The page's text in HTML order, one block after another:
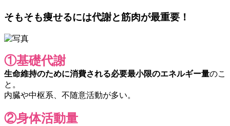
そもそも痩せるには代謝と筋肉が最重要！
①基礎代謝
生命維持のために消費される必要最小限のエネルギー量のこ
と。
内臓や中枢系、不随意活動が多い。
②身体活動量